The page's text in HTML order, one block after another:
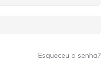
Esqueceu a senha?